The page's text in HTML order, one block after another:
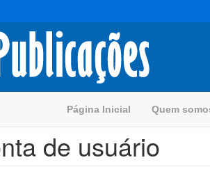
Página Inicial Quem
de usuário